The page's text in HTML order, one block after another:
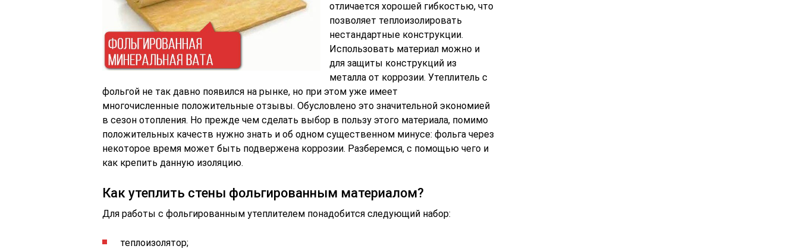
отличается хорошей гибкостью, что
позволяет теплоизолировать
нестандартные конструкции.
Использовать материал можно и
для защиты конструкций из
металла от коррозии. Утеплитель с
фольгой не так давно появился на рынке, но при этом уже имеет
многочисленные положительные отзывы. Обусловлено это значительной экономией
в сезон отопления. Но прежде чем сделать выбор в пользу этого материала, помимо
положительных качеств нужно знать и об одном существенном минусе: фольга через
некоторое время может быть подвержена коррозии. Разберемся, с помощью чего и
как крепить данную изоляцию.
Как утеплить стены фольгированным материалом?
Для работы с фольгированным утеплителем понадобится следующий набор:
теплоизолятор;